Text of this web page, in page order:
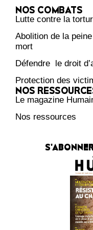
NOS COMBATS
Lutte contre la
Abolition de la
mort
Défendre le droit
Protection des
NOS
Le magazine
Nos ressources